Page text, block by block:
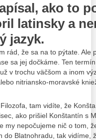
ako to
latinsky a
jazyk.
rád, že sa na to pýtate. Ale
sa jej dočkáme. Ten
v trochu väčšom a inom
nitriansko-moravské
tam vidíte, že
ako prišiel Konštantín s
my nepočujeme nič o tom,
do Blatnohradu, tak vidíme,